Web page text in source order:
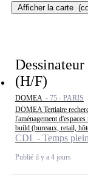
Afficher la carte
(H/F)
DOMEA - 75 - PARIS
DOMEA Tertiaire
l'aménagement
build (bureaux, retail,
CDI - Temps plein
Publié il y a 4 jours